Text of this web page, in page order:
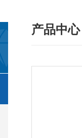
产品中心